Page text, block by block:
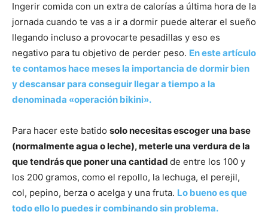
Ingerir comida con un extra de calorías a última hora de la
jornada cuando te vas a ir a dormir puede alterar el sueño
llegando incluso a provocarte pesadillas y eso es
negativo para tu objetivo de perder peso. En este artículo
te contamos hace meses la importancia de dormir bien
y descansar para conseguir llegar a tiempo a la
denominada «operación bikini».
Para hacer este batido solo necesitas escoger una base
(normalmente agua o leche), meterle una verdura de la
que tendrás que poner una cantidad de entre los 100 y
los 200 gramos, como el repollo, la lechuga, el perejil,
col, pepino, berza o acelga y una fruta. Lo bueno es que
todo ello lo puedes ir combinando sin problema.